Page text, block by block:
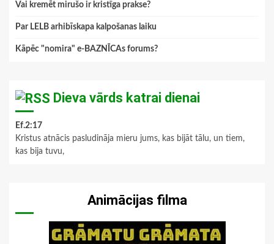
Vai kremēt mirušo ir kristīga prakse?
Par LELB arhibīskapa kalpošanas laiku
Kāpēc "nomira" e-BAZNĪCAs forums?
Dieva vārds katrai dienai
Ef.2:17
Kristus atnācis pasludināja mieru jums, kas bijāt tālu, un tiem,
kas bija tuvu,
Animācijas filma